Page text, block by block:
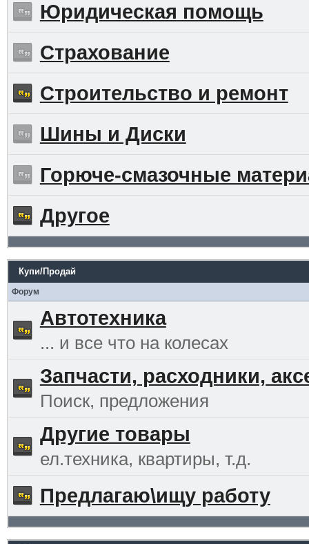
Юридическая помощь
Страхование
Строительство и ремонт
Шины и Диски
Горюче-смазочные
Другое
Купи/Продай
Форум
Автотехника
... и все что на колесах
Запчасти, расходники,
Поиск, предложения
Другие товары
ел.техника, квартиры, т.д.
Предлагаю\ищу работу